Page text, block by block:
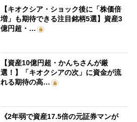
【キオクシア・ショック後に「株価倍
増」も期待できる注目銘柄5選】資産3
億円超・…
【資産10億円超・かんちさんが厳
選！】「キオクシアの次」に資金が流
れる期待の高…
《2年弱で資産17.5倍の元証券マンが